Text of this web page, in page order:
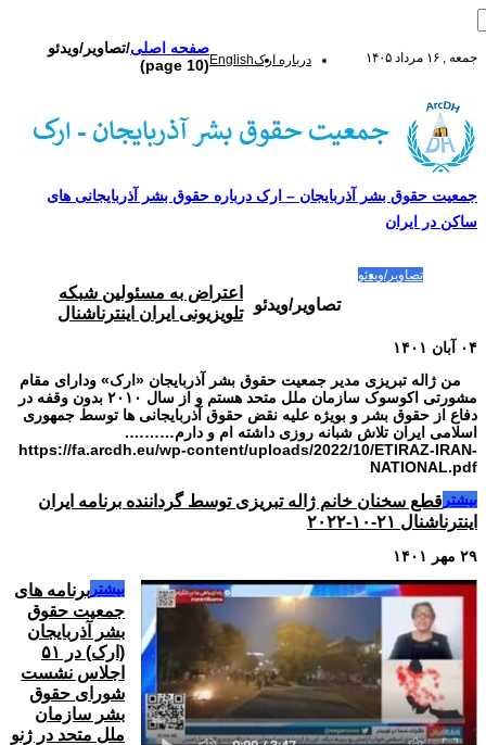
جمعه , ۱۶ مرداد ۱۴۰۵ درباره ارکEnglish
جمعیت حقوق بشر آذربایجان – ارک درباره حقوق بشر آذربایجانی های
ساکن در ایران
تصاویر/ویدئو
صفحه اصلی/تصاویر/ویدئو
(page 10)
تصاویر/ویدئو
اعتراض به مسئولین شبکه
تلویزیونی ایران اینترناشنال
۰۴ آبان ۱۴۰۱
من ژاله تبریزی مدیر جمعیت حقوق بشر آذربایجان «ارک» ودارای مقام
مشورتی اکوسوک سازمان ملل متحد هستم و از سال ۲۰۱۰ بدون وقفه در
دفاع از حقوق بشر و بویژه علیه نقض حقوق آذربایجانی ها توسط جمهوری
اسلامی ایران تلاش شبانه روزی داشته ام و دارم……….
https://fa.arcdh.eu/wp-content/uploads/2022/10/ETIRAZ-IRAN-
NATIONAL.pdf
بیشتر قطع سخنان خانم ژاله تبریزی توسط گرداننده برنامه ایران
اینترناشنال ۲۱-۱۰-۲۰۲۲
۲۹ مهر ۱۴۰۱
بیشتر برنامه های
جمعیت حقوق
بشر آذربایجان
(ارک) در ۵۱
اجلاس نشست
شورای حقوق
بشر سازمان
ملل متحد در ژنو